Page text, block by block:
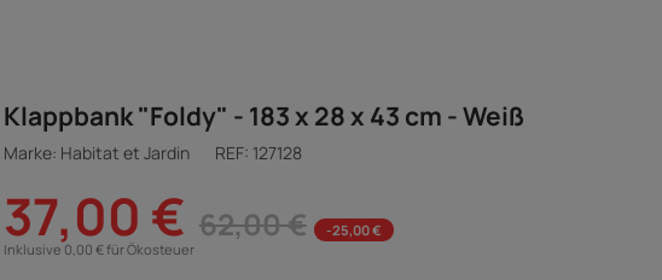
Klappbank "Foldy" - 183 x 28 x 43 cm - Weiß
Marke: Habitat et Jardin REF: 127128
37,00 € 62,00 €
-25,00 €
Inklusive 0,00 € für Ökosteuer